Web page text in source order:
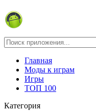
Главная
Моды к играм
Игры
ТОП 100
Категория